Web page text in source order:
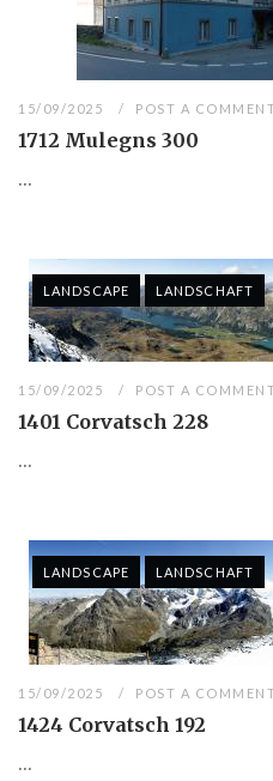
15/09/2025 POST A
1712 Mulegns 300
...
LANDSCAPE LANDSCHAFT
15/09/2025 POST A
1401 Corvatsch 228
...
LANDSCAPE LANDSCHAFT
15/09/2025 POST A
1424 Corvatsch 192
...